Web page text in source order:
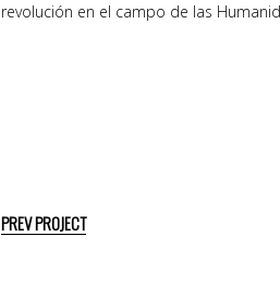
revolución en el campo de las
PREV PROJECT